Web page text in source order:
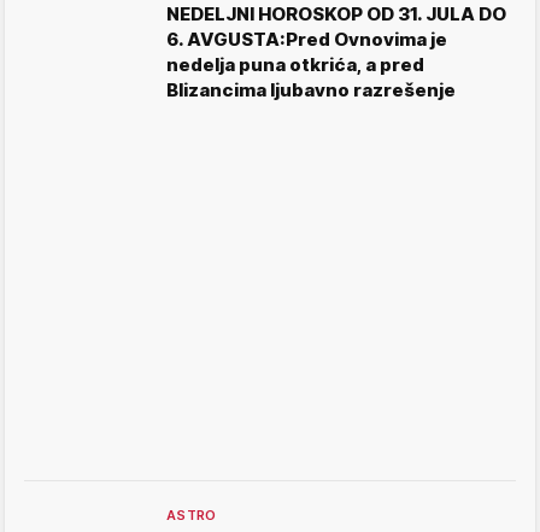
NEDELJNI HOROSKOP OD 31. JULA DO
6. AVGUSTA:Pred Ovnovima je
nedelja puna otkrića, a pred
Blizancima ljubavno razrešenje
ASTRO